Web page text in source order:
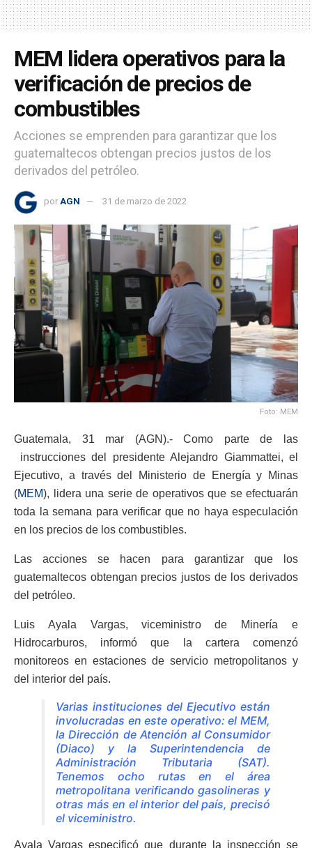
MEM lidera operativos para la
verificación de precios de
combustibles
Acciones se emprenden para garantizar que los
guatemaltecos obtengan precios justos de los
derivados del petróleo.
por AGN 31 de marzo de 2022
Foto: MEM
Guatemala, 31 mar (AGN).- Como parte de las
instrucciones del presidente Alejandro Giammattei, el
Ejecutivo, a través del Ministerio de Energía y Minas
(MEM), lidera una serie de operativos que se efectuarán
toda la semana para verificar que no haya especulación
en los precios de los combustibles.
Las acciones se hacen para garantizar que los
guatemaltecos obtengan precios justos de los derivados
del petróleo.
Luis Ayala Vargas, viceministro de Minería e
Hidrocarburos, informó que la cartera comenzó
monitoreos en estaciones de servicio metropolitanos y
del interior del país.
Varias instituciones del Ejecutivo están
involucradas en este operativo: el MEM,
la Dirección de Atención al Consumidor
(Diaco) y la Superintendencia de
Administración Tributaria (SAT).
Tenemos ocho rutas en el área
metropolitana verificando gasolineras y
otras más en el interior del país, precisó
el viceministro.
Ayala Vargas especificó que durante la inspección se